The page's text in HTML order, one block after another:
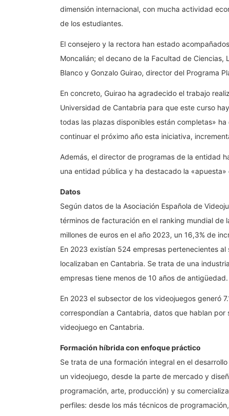
dimensión internacional, con mucha actividad
de los estudiantes.
El consejero y la rectora han estado
Moncalián; el decano de la Facultad de
Blanco y Gonzalo Guirao, director del Programa
En concreto, Guirao ha agradecido el trabajo
Universidad de Cantabria para que este curso
todas las plazas disponibles están completas»
continuar el próximo año esta iniciativa,
Además, el director de programas de la entidad
una entidad pública y ha destacado la
Datos
Según datos de la Asociación Española de
términos de facturación en el ranking mundial de
millones de euros en el año 2023, un 16,3% de
En 2023 existían 524 empresas pertenecientes
localizaban en Cantabria. Se trata de una
empresas tiene menos de 10 años de antigüedad.
En 2023 el subsector de los videojuegos generó
correspondían a Cantabria, datos que hablan
videojuego en Cantabria.
Formación híbrida con enfoque práctico
Se trata de una formación integral en el
un videojuego, desde la parte de mercado y
programación, arte, producción) y su
perfiles: desde los más técnicos de